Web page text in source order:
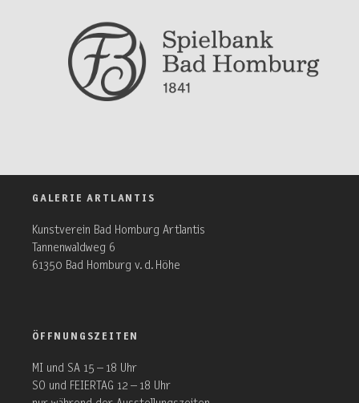
GALERIE ARTLANTIS
Kunstverein Bad Homburg Artlantis
Tannenwaldweg 6
61350 Bad Homburg v. d. Höhe
ÖFFNUNGSZEITEN
MI und SA 15 – 18 Uhr
SO und FEIERTAG 12 – 18 Uhr